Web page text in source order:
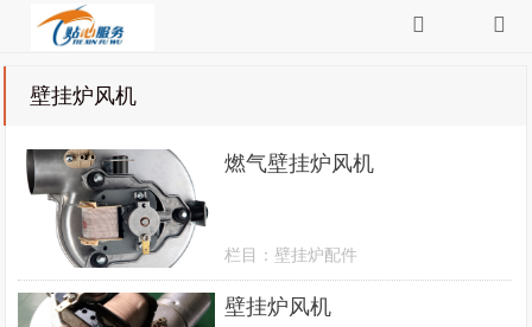
壁挂炉风机
燃气壁挂炉风机
栏目： 壁挂炉配件
壁挂炉风机